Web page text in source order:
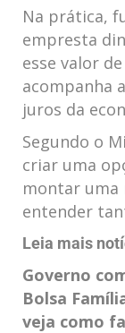
Na prática,
empresta
esse valor
acompanha
juros da
Segundo o
criar uma
montar uma
entender
Leia mais
Governo
Bolsa
veja como